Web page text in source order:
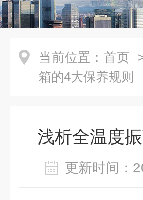
当前位置： 首页
箱的4大保养规则
浅析全温度
更新时间